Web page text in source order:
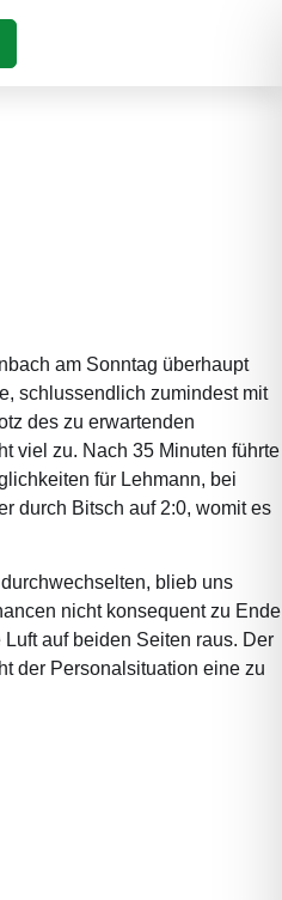
am Sonntag überhaupt
schlussendlich zumindest mit
des zu erwartenden
viel zu. Nach 35 Minuten führte
für Lehmann, bei
durch Bitsch auf 2:0, womit es
blieb uns
nicht konsequent zu Ende
auf beiden Seiten raus. Der
der Personalsituation eine zu